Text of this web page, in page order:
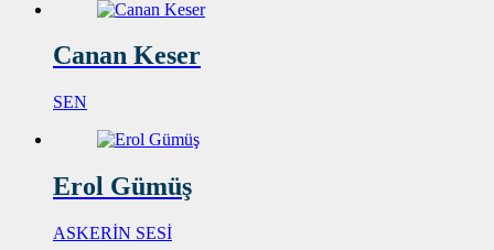
Canan Keser
SEN
Erol Gümüş
ASKERİN SESİ